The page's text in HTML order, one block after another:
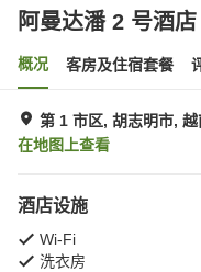
阿曼达潘 2 号酒
概况 客房及住宿套餐
第 1 市区, 胡志明市, 越
在地图上查看
酒店设施
Wi-Fi
洗衣房